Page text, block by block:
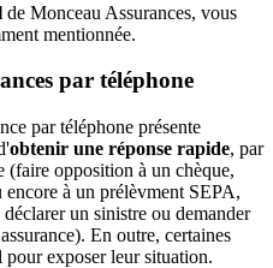
de Monceau Assurances, vous
mentionnée.
par téléphone
par téléphone présente
obtenir une réponse rapide, par
(faire opposition à un chèque,
à un prélèvment SEPA,
un sinistre ou demander
En outre, certaines
pour exposer leur situation.